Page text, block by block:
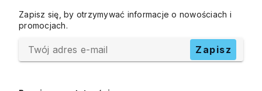
Zapisz się, by otrzymywać informacje o nowościach i
promocjach.
Twój adres e-mail Zapisz